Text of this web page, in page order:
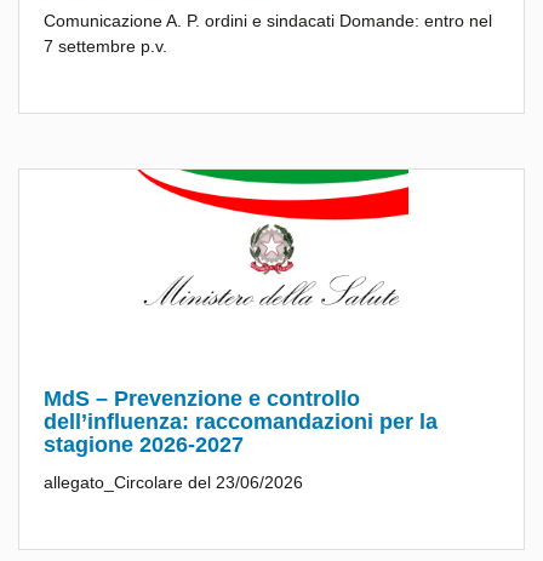
Comunicazione A. P. ordini e sindacati Domande: entro nel
7 settembre p.v.
MdS – Prevenzione e controllo
dell’influenza: raccomandazioni per la
stagione 2026-2027
allegato_Circolare del 23/06/2026